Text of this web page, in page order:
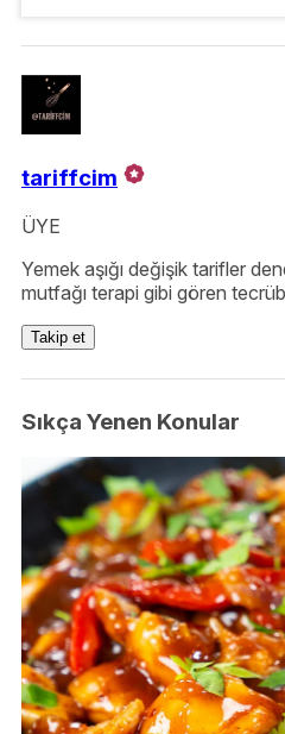
tariffcim
ÜYE
Yemek aşığı değişik tarifler
mutfağı terapi gibi gören
Takip et
Sıkça Yenen Konular